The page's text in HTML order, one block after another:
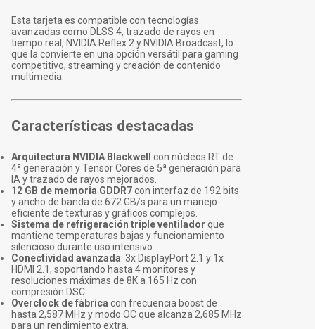
Esta tarjeta es compatible con tecnologías
avanzadas como DLSS 4, trazado de rayos en
tiempo real, NVIDIA Reflex 2 y NVIDIA Broadcast, lo
que la convierte en una opción versátil para gaming
competitivo, streaming y creación de contenido
multimedia.
Características destacadas
Arquitectura NVIDIA Blackwell
con núcleos RT de
4ª generación y Tensor Cores de 5ª generación para
IA y trazado de rayos mejorados.
12 GB de memoria GDDR7con interfaz de 192 bits
y ancho de banda de 672 GB/s para un manejo
eficiente de texturas y gráficos complejos.
Sistema de refrigeración triple ventilador que
mantiene temperaturas bajas y funcionamiento
silencioso durante uso intensivo.
Conectividad avanzada: 3x DisplayPort 2.1 y 1x
HDMI 2.1, soportando hasta 4 monitores y
resoluciones máximas de 8K a 165 Hz con
compresión DSC.
Overclock de fábrica con frecuencia boost de
hasta 2,587 MHz y modo OC que alcanza 2,685 MHz
para un rendimiento extra.